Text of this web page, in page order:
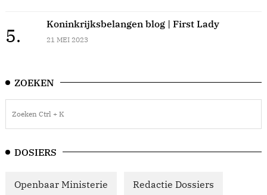
5.
Koninkrijksbelangen blog | First Lady
21 MEI 2023
ZOEKEN
DOSIERS
Openbaar Ministerie Redactie Dossiers